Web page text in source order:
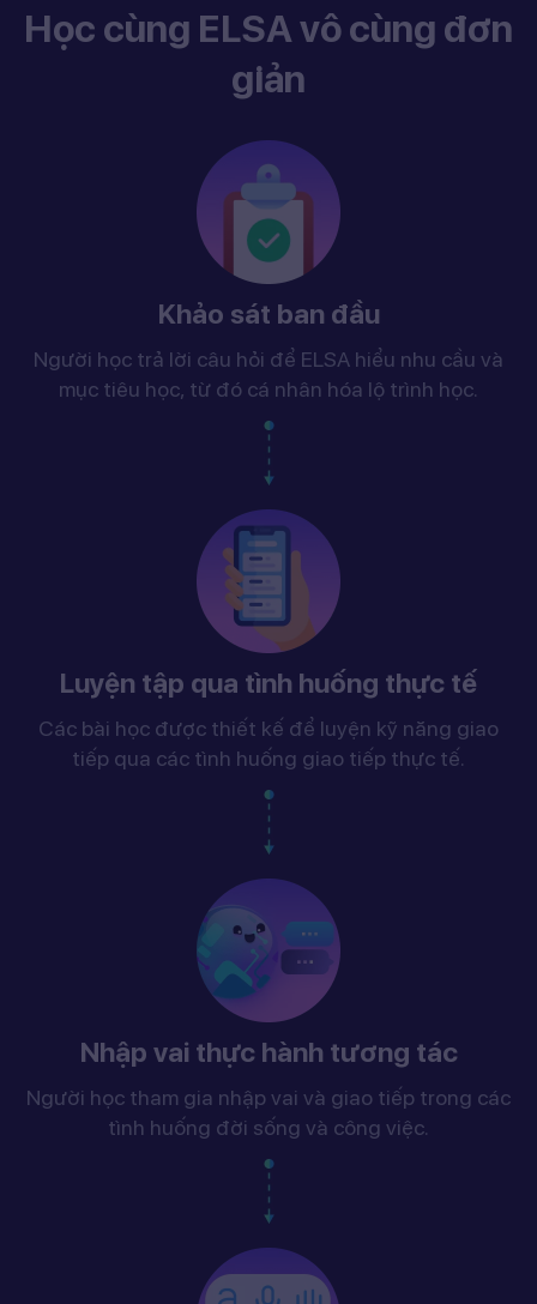
Học cùng ELSA vô cùng đơn
giản
Khảo sát ban đầu
Người học trả lời câu hỏi để ELSA hiểu nhu cầu và
mục tiêu học, từ đó cá nhân hóa lộ trình học.
Luyện tập qua tình huống thực tế
Các bài học được thiết kế để luyện kỹ năng giao
tiếp qua các tình huống giao tiếp thực tế.
Nhập vai thực hành tương tác
Người học tham gia nhập vai và giao tiếp trong các
tình huống đời sống và công việc.